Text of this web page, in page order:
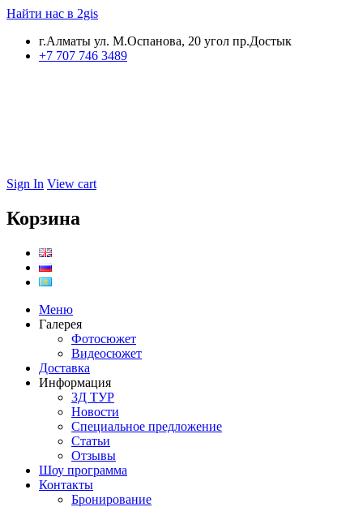
Найти нас в 2gis
г.Алматы ул. М.Оспанова, 20 угол пр.Достык
+7 707 746 3489
Sign In View cart
Корзина
Меню
Галерея
Фотосюжет
Видеосюжет
Доставка
Информация
3Д ТУР
Новости
Cпециальное предложение
Статьи
Отзывы
Шоу программа
Контакты
Бронирование